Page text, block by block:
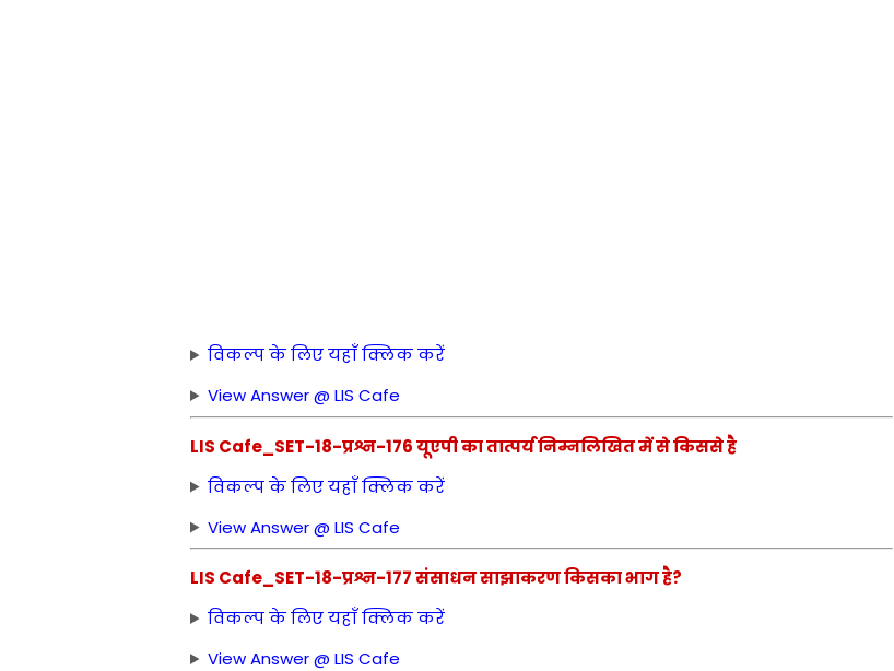
विकल्प के लिए यहाँ क्लिक करें
View Answer @ LIS Cafe
LIS Cafe_SET-18-प्रश्न-176 यूएपी का तात्पर्य निम्नलिखित में से किससे है
विकल्प के लिए यहाँ क्लिक करें
View Answer @ LIS Cafe
LIS Cafe_SET-18-प्रश्न-177 संसाधन साझाकरण किसका भाग है?
विकल्प के लिए यहाँ क्लिक करें
View Answer @ LIS Cafe